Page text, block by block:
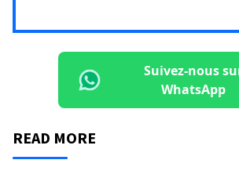
Suivez-nous
WhatsApp
READ MORE